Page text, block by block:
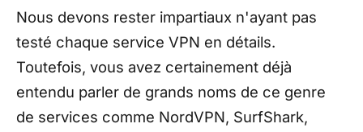
Nous devons rester impartiaux n'ayant pas
testé chaque service VPN en détails.
Toutefois, vous avez certainement déjà
entendu parler de grands noms de ce genre
de services comme NordVPN, SurfShark,